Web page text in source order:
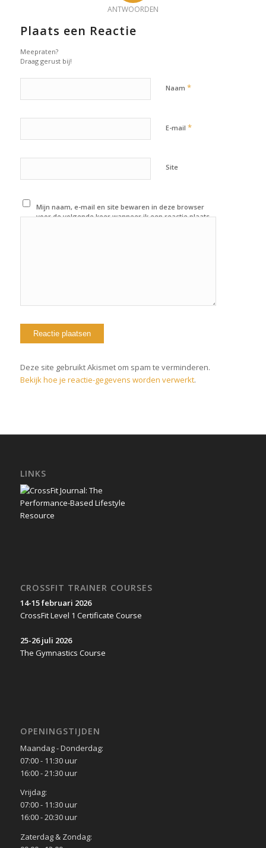
ANTWOORDEN
Plaats een Reactie
Meepraten?
Draag gerust bij!
Naam *
E-mail *
Site
Mijn naam, e-mail en site bewaren in deze browser
voor de volgende keer wanneer ik een reactie plaats.
Deze site gebruikt Akismet om spam te verminderen.
Bekijk hoe je reactie-gegevens worden verwerkt.
LINKS
CROSSFIT TRAINER COURSES
14-15 februari 2026
CrossFit Level 1 Certificate Course
25-26 juli 2026
The Gymnastics Course
OPENINGSTIJDEN
Maandag - Donderdag:
07:00 - 11:30 uur
16:00 - 21:30 uur
Vrijdag:
07:00 - 11:30 uur
16:00 - 20:30 uur
Zaterdag & Zondag: